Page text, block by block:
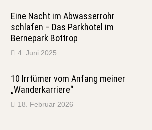
Eine Nacht im Abwasserrohr
schlafen – Das Parkhotel im
Bernepark Bottrop
4. Juni 2025
10 Irrtümer vom Anfang meiner
„Wanderkarriere“
18. Februar 2026